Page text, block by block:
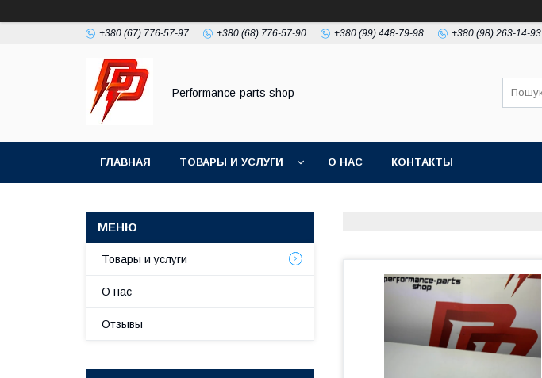
+380 (67) 776-57-97 +380 (68) 776-57-90 +380 (99) 448-79-98 +380 (98) 263-14-93
Performance-parts shop
ГЛАВНАЯ ТОВАРЫ И УСЛУГИ О НАС КОНТАКТЫ
Товары и услуги
О нас
Отзывы